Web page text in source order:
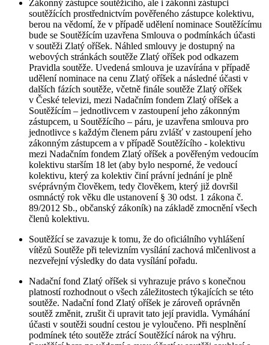
Zákonný zástupce soutěžícího, ale i zákonní zástupci
soutěžících prostřednictvím pověřeného zástupce kolektivu,
berou na vědomí, že v případě udělení nominace Soutěžícímu
bude se Soutěžícím uzavřena Smlouva o podmínkách účasti
v soutěži Zlatý oříšek. Náhled smlouvy je dostupný na
webových stránkách soutěže Zlatý oříšek pod odkazem
Pravidla soutěže. Uvedená smlouva je uzavírána v případě
udělení nominace na cenu Zlatý oříšek a následné účasti v
dalších fázích soutěže, včetně finále soutěže Zlatý oříšek
v České televizi, mezi Nadačním fondem Zlatý oříšek a
Soutěžícím – jednotlivcem v zastoupení jeho zákonným
zástupcem, u Soutěžícího – páru, je uzavřena smlouva pro
jednotlivce s každým členem páru zvlášť v zastoupení jeho
zákonným zástupcem a v případě Soutěžícího - kolektivu
mezi Nadačním fondem Zlatý oříšek a pověřeným vedoucím
kolektivu starším 18 let (aby bylo nesporné, že vedoucí
kolektivu, který za kolektiv činí právní jednání je plně
svéprávným člověkem, tedy člověkem, který již dovršil
osmnáctý rok věku dle ustanovení § 30 odst. 1 zákona č.
89/2012 Sb., občanský zákoník) na základě zmocnění všech
členů kolektivu.
Soutěžící se zavazuje k tomu, že do oficiálního vyhlášení
vítězů Soutěže při televizním vysílání zachová mlčenlivost a
nezveřejní výsledky do data vysílání pořadu.
Nadační fond Zlatý oříšek si vyhrazuje právo s konečnou
platností rozhodnout o všech záležitostech týkajících se této
soutěže. Nadační fond Zlatý oříšek je zároveň oprávněn
soutěž změnit, zrušit či upravit tato její pravidla. Vymáhání
účasti v soutěži soudní cestou je vyloučeno. Při nesplnění
podmínek této soutěže ztrácí Soutěžící nárok na výhru.